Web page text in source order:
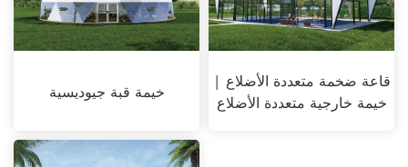
خيمة قبة جيوديسية
قاعة ضخمة متعددة الأضلاع |
خيمة خارجية متعددة الأضلاع